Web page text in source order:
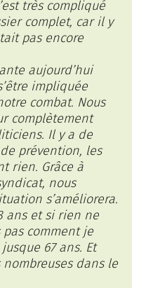
très compliqué
complet, car il y
pas encore
aujourd’hui
impliquée
combat. Nous
complètement
Il y a de
prévention, les
rien. Grâce à
nous
s’améliorera.
ans et si rien ne
comment je
67 ans. Et
nombreuses dans le